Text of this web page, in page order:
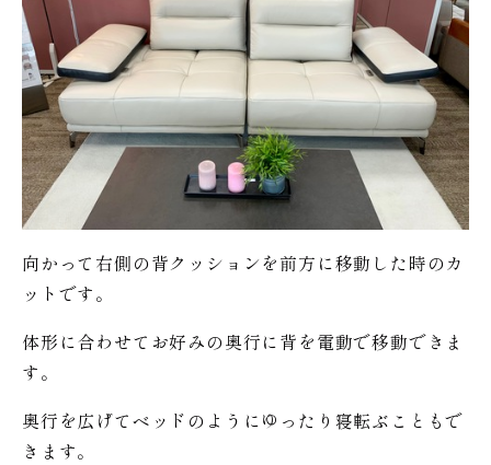
向かって右側の背クッションを前方に移動した時のカ
ットです。
体形に合わせてお好みの奥行に背を電動で移動できま
す。
奥行を広げてベッドのようにゆったり寝転ぶこともで
きます。